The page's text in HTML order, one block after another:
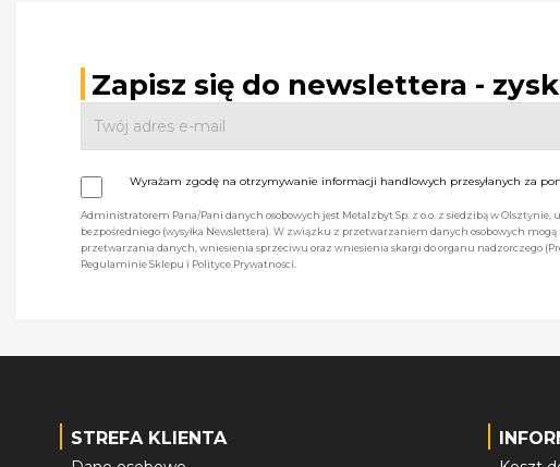
Zapisz się do newslettera -
Wyrażam zgodę na otrzymywanie informacji handlowych przesyłanych za
Administratorem Pana/Pani danych osobowych jest Metalzbyt Sp. z o.o. z siedzibą w
bezpośredniego (wysyłka Newslettera). W związku z przetwarzaniem danych osobowych
przetwarzania danych, wniesienia sprzeciwu oraz wniesienia skargi do organu nadzorczego
Regulaminie Sklepu i Polityce Prywatności.
STREFA KLIENTA